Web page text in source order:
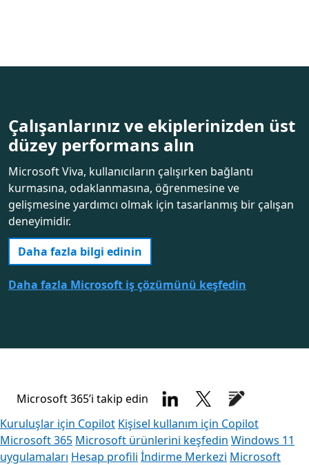
Çalışanlarınız ve ekiplerinizden üst
düzey performans alın
Microsoft Viva, kullanıcıların çalışırken bağlantı
kurmasına, odaklanmasına, öğrenmesine ve
gelişmesine yardımcı olmak için tasarlanmış bir çalışan
deneyimidir.
Daha fazla bilgi edinin
Daha fazla Microsoft iş çözümünü keşfedin
Microsoft 365’i takip edin
Kuruluşlar için Copilot Kişisel kullanım için Copilot
Microsoft 365 Microsoft ürünlerini keşfedin Windows 11
uygulamaları Hesap profili İndirme Merkezi Microsoft